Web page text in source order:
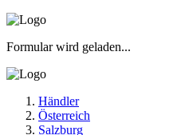
Formular wird geladen...
Händler
Österreich
Salzburg